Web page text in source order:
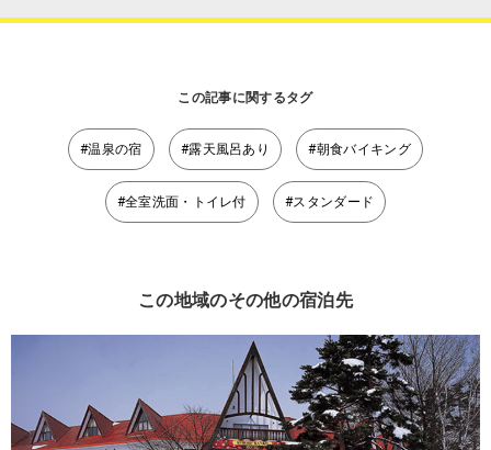
この記事に関するタグ
#温泉の宿 #露天風呂あり #朝食バイキング
#全室洗面・トイレ付 #スタンダード
この地域のその他の宿泊先